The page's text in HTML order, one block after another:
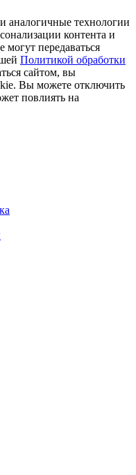
аналогичные технологии
контента и
передаваться
Политикой обработки
сайтом, вы
Вы можете отключить
повлиять на